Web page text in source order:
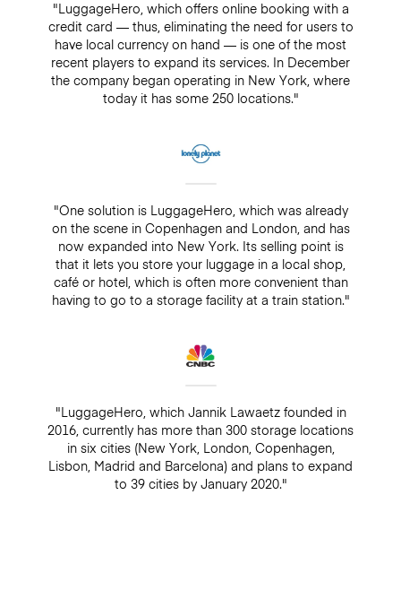
"LuggageHero, which offers online booking with a
credit card — thus, eliminating the need for users to
have local currency on hand — is one of the most
recent players to expand its services. In December
the company began operating in New York, where
today it has some 250 locations."
"One solution is LuggageHero, which was already
on the scene in Copenhagen and London, and has
now expanded into New York. Its selling point is
that it lets you store your luggage in a local shop,
café or hotel, which is often more convenient than
having to go to a storage facility at a train station."
"LuggageHero, which Jannik Lawaetz founded in
2016, currently has more than 300 storage locations
in six cities (New York, London, Copenhagen,
Lisbon, Madrid and Barcelona) and plans to expand
to 39 cities by January 2020."